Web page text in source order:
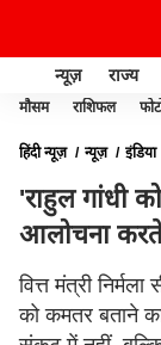
न्यूज़ राज्य
मौसम राशिफल
हिंदी न्यूज़ न्यूज़ इंडिया
'राहुल गांधी
आलोचना करते
वित्त मंत्री
को कमतर बताने